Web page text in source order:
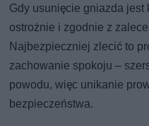
Gdy usunięcie gniazda
ostrożnie i zgodnie z
Najbezpieczniej zlecić to
zachowanie spokoju –
powodu, więc unikanie
bezpieczeństwa.